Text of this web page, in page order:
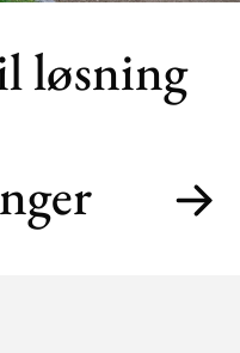
løsning